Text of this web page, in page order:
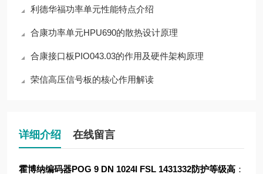
利德华福功率单元性能特点介绍
合康功率单元HPU690的散热设计原理
合康接口板PIO043.03的作用及硬件架构原理
荣信高压信号板的核心作用解读
详细介绍 在线留言
霍博纳编码器POG 9 DN 1024I FSL 1431332防护等级高 ：